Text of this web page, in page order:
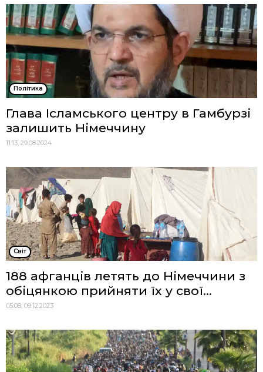
Політика
Глава Ісламського центру в Гамбурзі
залишить Німеччину
11:13, 29.08.2024
Cвіт
188 афганців летять до Німеччини з
обіцянкою прийняти їх у свої...
05:08, 09.12.2023